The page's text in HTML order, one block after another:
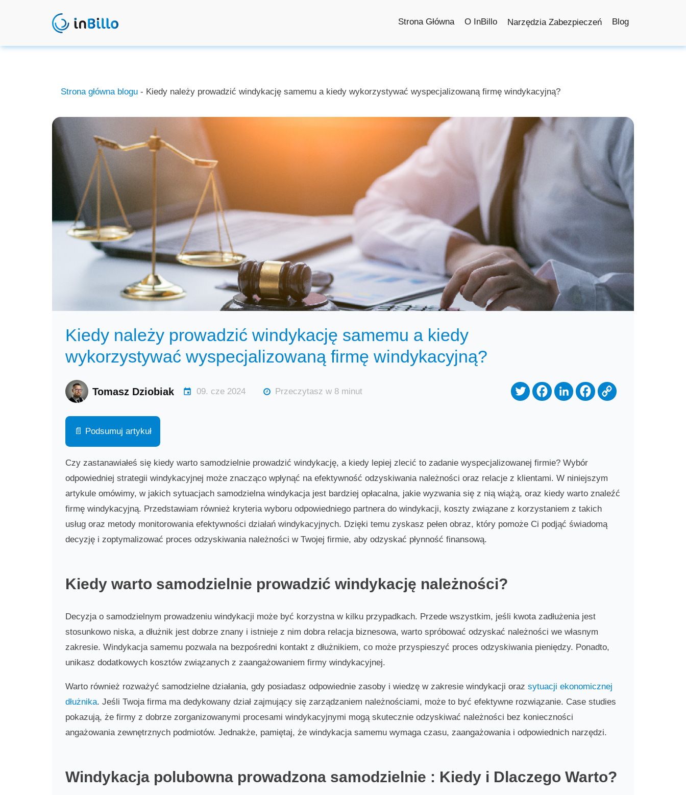
Strona Główna O InBillo Narzędzia Zabezpieczeń Blog
Strona główna blogu - Kiedy należy prowadzić windykację samemu a kiedy wykorzystywać wyspecjalizowaną firmę windykacyjną?
Kiedy należy prowadzić windykację samemu a kiedy
wykorzystywać wyspecjalizowaną firmę windykacyjną?
Tomasz Dziobiak 09. cze 2024 Przeczytasz w 8 minut
📄 Podsumuj artykuł
Czy zastanawiałeś się kiedy warto samodzielnie prowadzić windykację, a kiedy lepiej zlecić to zadanie wyspecjalizowanej firmie? Wybór
odpowiedniej strategii windykacyjnej może znacząco wpłynąć na efektywność odzyskiwania należności oraz relacje z klientami. W niniejszym
artykule omówimy, w jakich sytuacjach samodzielna windykacja jest bardziej opłacalna, jakie wyzwania się z nią wiążą, oraz kiedy warto znaleźć
firmę windykacyjną. Przedstawiam również kryteria wyboru odpowiedniego partnera do windykacji, koszty związane z korzystaniem z takich
usług oraz metody monitorowania efektywności działań windykacyjnych. Dzięki temu zyskasz pełen obraz, który pomoże Ci podjąć świadomą
decyzję i zoptymalizować proces odzyskiwania należności w Twojej firmie, aby odzyskać płynność finansową.
Kiedy warto samodzielnie prowadzić windykację należności?
Decyzja o samodzielnym prowadzeniu windykacji może być korzystna w kilku przypadkach. Przede wszystkim, jeśli kwota zadłużenia jest
stosunkowo niska, a dłużnik jest dobrze znany i istnieje z nim dobra relacja biznesowa, warto spróbować odzyskać należności we własnym
zakresie. Windykacja samemu pozwala na bezpośredni kontakt z dłużnikiem, co może przyspieszyć proces odzyskiwania pieniędzy. Ponadto,
unikasz dodatkowych kosztów związanych z zaangażowaniem firmy windykacyjnej.
Warto również rozważyć samodzielne działania, gdy posiadasz odpowiednie zasoby i wiedzę w zakresie windykacji oraz sytuacji ekonomicznej
dłużnika. Jeśli Twoja firma ma dedykowany dział zajmujący się zarządzaniem należnościami, może to być efektywne rozwiązanie. Case studies
pokazują, że firmy z dobrze zorganizowanymi procesami windykacyjnymi mogą skutecznie odzyskiwać należności bez konieczności
angażowania zewnętrznych podmiotów. Jednakże, pamiętaj, że windykacja samemu wymaga czasu, zaangażowania i odpowiednich narzędzi.
Windykacja polubowna prowadzona samodzielnie : Kiedy i Dlaczego Warto?